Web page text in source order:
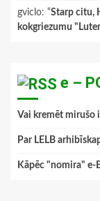
gviclo: “Starp citu,
kokgriezumu
e –
Vai kremēt mirušo
Par LELB
Kāpēc "nomira" e-